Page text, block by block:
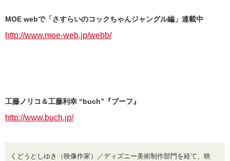
MOE webで「さすらいのコックちゃんジャングル編」連載中
http://www.moe-web.jp/webb/
工藤ノリコ＆工藤利幸 “buch”『ブーフ』
http://www.buch.jp/
くどうとしゆき（映像作家）／ディズニー美術制作部門を経て、映